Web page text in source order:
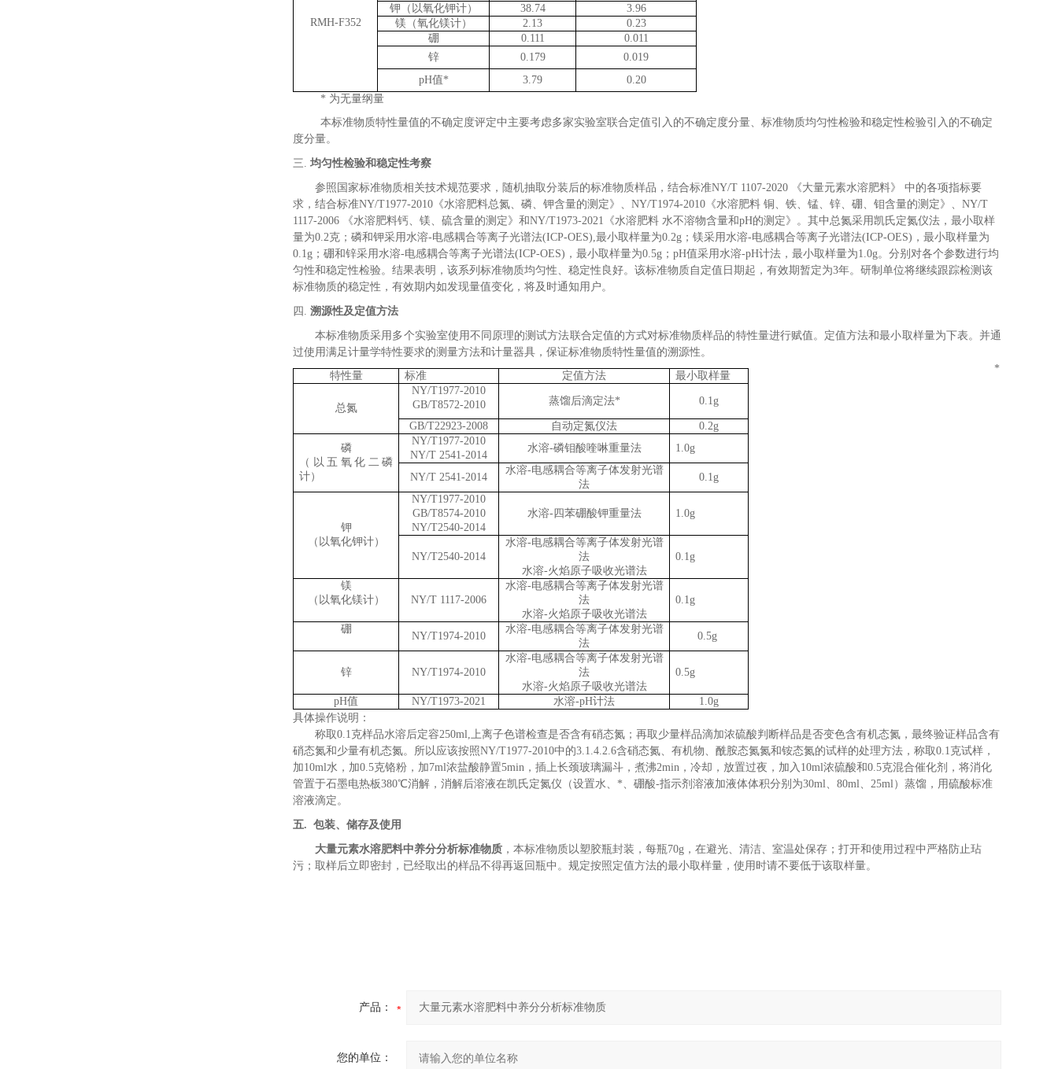
RMH-F352
钾（以氧化钾计）
38.74
3.96
镁（氧化镁计）
2.13
0.23
硼
0.111
0.011
锌
0.179
0.019
pH值* 3.79
0.20
* 为无量纲量
本标准物质特性量值的不确定度评定中主要考虑多家实验室联合定值引入的不确定度分量、标准物质均匀性检验和稳定性检验引入的不确定
度分量。
三. 均匀性检验和稳定性考察
参照国家标准物质相关技术规范要求，随机抽取分装后的标准物质样品， 结合标准NY/T 1107-2020 《大量元素水溶肥料》
中的各项指标要
求，结合标准NY/T1977-2010 《水溶肥料总氮、磷、钾含量的测定》 、 NY/T1974-2010 《水溶肥料 铜、铁、锰、锌、硼、钼含量的测定》 、 NY/T
1117-2006
《水溶肥料钙、镁、硫含量的测定》 和NY/T1973-2021 《水溶肥料 水不溶物含量和pH的测定》 。其中总氮采用凯氏定氮仪法 ，最小取样
量为0.2克；磷和钾采用水溶-电感耦合等离子光谱法(ICP-OES),最小取样量为0.2g ；镁采用水溶-电感耦合等离子光谱法(ICP-OES) ，最小取样量为
0.1g ；硼和锌采用水溶-电感耦合等离子光谱法(ICP-OES) ，最小取样量为0.5g ； pH值采用水溶-pH计法，最小取样量为1.0g。 分别对各个参数进行均
匀性和稳定性检验。结果表明，该系列标准物质均匀性、稳定性良好。该标准物质自定值日期起，有效期暂定为3年。研制单位将继续跟踪检测该
标准物质的稳定性，有效期内如发现量值变化，将及时通知用户。
四. 溯源性及定值方法
本标准物质采用多个实验室使用不同原理的测试方法联合定值的方式对标准物质样品的特性量进行赋值。 定值方法和最小取样量为下表。 并通
过使用满足计量学特性要求的测量方法和计量器具，保证标准物质特性量值的溯源性。
特性量
标准 定值方法 最小取样量
总氮
NY/T1977-2010
GB/T8572-2010
蒸馏后滴定法* 0.1g
GB/T22923-2008 自动定氮仪法
0.2g
磷
（以五氧化二磷
计）
NY/T1977-2010
NY/T 2541-2014
水溶-磷钼酸喹啉重量法 1.0g
NY/T 2541-2014
水溶-电感耦合等离子体发射光谱
法
0.1g
钾
（以氧化钾计）
NY/T1977-2010
GB/T8574-2010
NY/T2540-2014
水溶-四苯硼酸钾重量法 1.0g
NY/T2540-2014
水溶-电感耦合等离子体发射光谱
法
水溶-火焰原子吸收光谱法
0.1g
镁
（以氧化镁计） NY/T 1117-2006
水溶-电感耦合等离子体发射光谱
法
水溶-火焰原子吸收光谱法
0.1g
硼
NY/T1974-2010
水溶-电感耦合等离子体发射光谱
法
0.5g
锌 NY/T1974-2010
水溶-电感耦合等离子体发射光谱
法
水溶-火焰原子吸收光谱法
0.5g
pH值 NY/T1973-2021 水溶-pH计法 1.0g
*
具体操作说明 ：
称取0.1克样品水溶后定容250ml,上离子色谱检查是否含有硝态氮；再取少量样品滴加浓硫酸判断样品是否变色含有机态氮，最终验证样品含有
硝态氮和少量有机态氮。所以应该按照NY/T1977-2010中的3.1.4.2.6含硝态氮、 有机物、 酰胺态氮氮和铵态氮的试样的处理方法，称取0.1克试样，
加10ml水，加0.5克铬粉，加7ml浓盐酸静置5min，插上长颈玻璃漏斗，煮沸2min，冷却，放置过夜，加入10ml浓硫酸和0.5克混合催化剂，将消化
管置于石墨电热板380℃消解，消解后溶液在凯氏定氮仪（设置水、 *、 硼酸-指示剂溶液加液体体积分别为30ml、 80ml、 25ml）蒸馏，用硫酸标准
溶液滴定。
五. 包装、储存及使用
大量元素水溶肥料中养分分析标准物质 ，本标准物质以塑胶瓶封装，每瓶70g ，在避光、清洁、室温处保存；打开和使用过程中严格防止玷
污； 取样后立即密封，已经取出的样品不得再返回瓶中 。规定按照定值方法的最小取样量，使用时请不要低于该取样量。
产品：
您的单位：